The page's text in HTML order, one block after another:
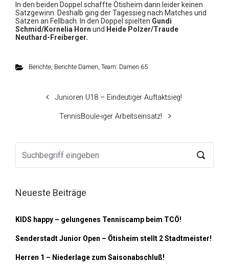
In den beiden Doppel schaffte Ötisheim dann leider keinen
Satzgewinn. Deshalb ging der Tagessieg nach Matches und
Sätzen an Fellbach. In den Doppel spielten Gundi
Schmid/Kornelia Horn und Heide Polzer/Traude
Neuthard-Freiberger.
Berichte, Berichte Damen, Team: Damen 65
Junioren U18 – Eindeutiger Auftaktsieg!
TennisBoule-iger Arbeitseinsatz!
Neueste Beiträge
KIDS happy – gelungenes Tenniscamp beim TCÖ!
Senderstadt Junior Open – Ötisheim stellt 2 Stadtmeister!
Herren 1 – Niederlage zum Saisonabschluß!